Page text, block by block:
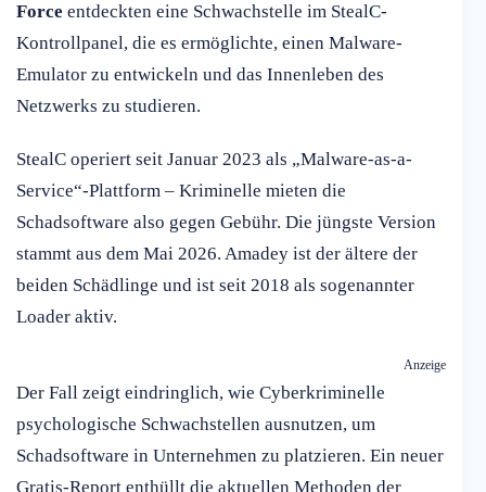
Force entdeckten eine Schwachstelle im StealC-
Kontrollpanel, die es ermöglichte, einen Malware-
Emulator zu entwickeln und das Innenleben des
Netzwerks zu studieren.
StealC operiert seit Januar 2023 als „Malware-as-a-
Service“-Plattform – Kriminelle mieten die
Schadsoftware also gegen Gebühr. Die jüngste Version
stammt aus dem Mai 2026. Amadey ist der ältere der
beiden Schädlinge und ist seit 2018 als sogenannter
Loader aktiv.
Anzeige
Der Fall zeigt eindringlich, wie Cyberkriminelle
psychologische Schwachstellen ausnutzen, um
Schadsoftware in Unternehmen zu platzieren. Ein neuer
Gratis-Report enthüllt die aktuellen Methoden der